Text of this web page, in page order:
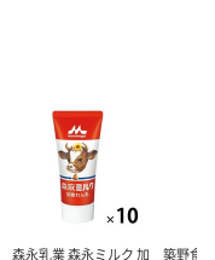
森永乳業 森永ミルク 加
築野食